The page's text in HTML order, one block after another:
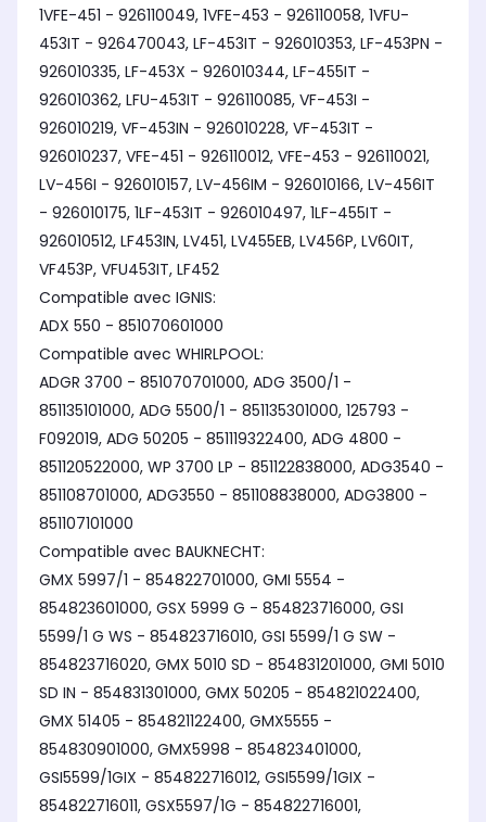
1VFE-451 - 926110049, 1VFE-453 - 926110058, 1VFU-
453IT - 926470043, LF-453IT - 926010353, LF-453PN -
926010335, LF-453X - 926010344, LF-455IT -
926010362, LFU-453IT - 926110085, VF-453I -
926010219, VF-453IN - 926010228, VF-453IT -
926010237, VFE-451 - 926110012, VFE-453 - 926110021,
LV-456I - 926010157, LV-456IM - 926010166, LV-456IT
- 926010175, 1LF-453IT - 926010497, 1LF-455IT -
926010512, LF453IN, LV451, LV455EB, LV456P, LV60IT,
VF453P, VFU453IT, LF452
Compatible avec IGNIS:
ADX 550 - 851070601000
Compatible avec WHIRLPOOL:
ADGR 3700 - 851070701000, ADG 3500/1 -
851135101000, ADG 5500/1 - 851135301000, 125793 -
F092019, ADG 50205 - 851119322400, ADG 4800 -
851120522000, WP 3700 LP - 851122838000, ADG3540 -
851108701000, ADG3550 - 851108838000, ADG3800 -
851107101000
Compatible avec BAUKNECHT:
GMX 5997/1 - 854822701000, GMI 5554 -
854823601000, GSX 5999 G - 854823716000, GSI
5599/1 G WS - 854823716010, GSI 5599/1 G SW -
854823716020, GMX 5010 SD - 854831201000, GMI 5010
SD IN - 854831301000, GMX 50205 - 854821022400,
GMX 51405 - 854821122400, GMX5555 -
854830901000, GMX5998 - 854823401000,
GSI5599/1GIX - 854822716012, GSI5599/1GIX -
854822716011, GSX5597/1G - 854822716001,